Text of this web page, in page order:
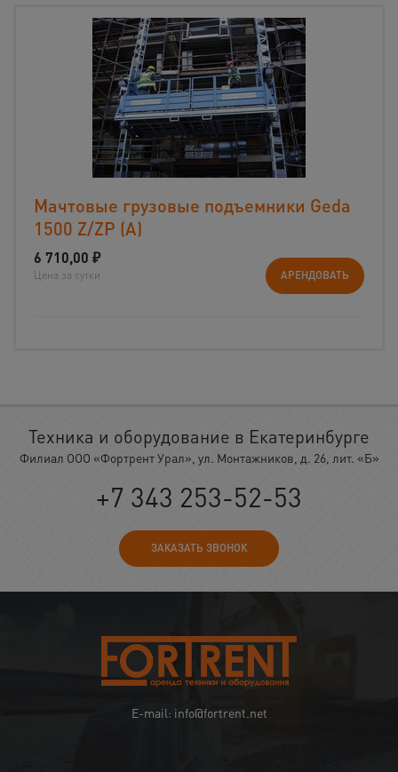
Мачтовые грузовые подъемники Geda
1500 Z/ZP (А)
6 710,00 ₽
Цена за сутки АРЕНДОВАТЬ
Техника и оборудование в Екатеринбурге
Филиал ООО «Фортрент Урал», ул. Монтажников, д. 26, лит. «Б»
+7 343 253-52-53
ЗАКАЗАТЬ ЗВОНОК
E-mail: info@fortrent.net